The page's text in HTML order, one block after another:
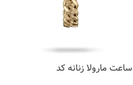
ساعت مارولا زنانه کد